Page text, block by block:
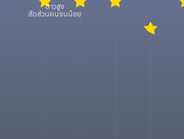
ดาวสูง
สัดส่วนคนจนน้อย